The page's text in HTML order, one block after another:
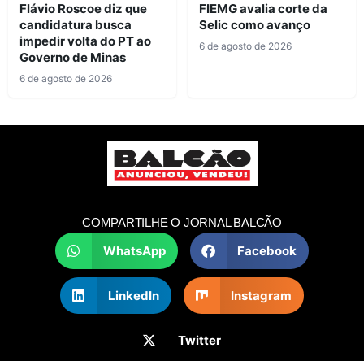
Flávio Roscoe diz que
candidatura busca
impedir volta do PT ao
Governo de Minas
6 de agosto de 2026
FIEMG avalia corte da
Selic como avanço
6 de agosto de 2026
COMPARTILHE O JORNAL BALCÃO
WhatsApp Facebook
LinkedIn Instagram
Twitter